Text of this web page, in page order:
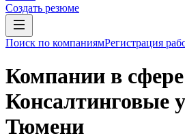
Создать резюме
Поиск по компаниямРегистрация
Компании в сфере
Консалтинговые
Тюмени